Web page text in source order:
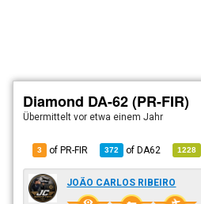
Diamond DA-62 (PR-FIR)
Übermitteltvor etwa einem Jahr
3 of PR-FIR 372 ofDA62 1228
JOÃO CARLOS RIBEIRO